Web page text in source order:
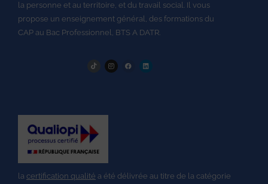
la personne et au territoire, et du travail social. Il vous
propose un enseignement général, des formations du
CAP au Bac Professionnel, BTS A DATR.
la certification qualité a été délivrée au titre de la catégorie